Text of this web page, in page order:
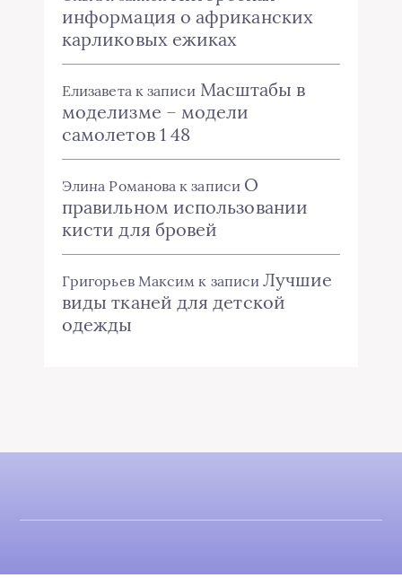
информация о африканских
карликовых ежиках
Елизаветак записи Масштабы в
моделизме – модели
самолетов 1 48
Элина Романова к записи О
правильном использовании
кисти для бровей
Григорьев Максим к записиЛучшие
виды тканей для детской
одежды